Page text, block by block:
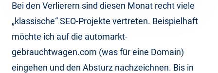
Bei den Verlierern sind diesen Monat recht viele
„klassische“ SEO-Projekte vertreten. Beispielhaft
möchte ich auf die automarkt-
gebrauchtwagen.com (was für eine Domain)
eingehen und den Absturz nachzeichnen. Bis in